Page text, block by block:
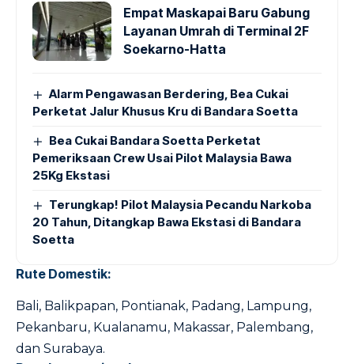
Empat Maskapai Baru Gabung
Layanan Umrah di Terminal 2F
Soekarno-Hatta
Alarm Pengawasan Berdering, Bea Cukai
Perketat Jalur Khusus Kru di Bandara Soetta
Bea Cukai Bandara Soetta Perketat
Pemeriksaan Crew Usai Pilot Malaysia Bawa
25Kg Ekstasi
Terungkap! Pilot Malaysia Pecandu Narkoba
20 Tahun, Ditangkap Bawa Ekstasi di Bandara
Soetta
Rute Domestik:
Bali, Balikpapan, Pontianak, Padang, Lampung,
Pekanbaru, Kualanamu, Makassar, Palembang,
dan Surabaya.